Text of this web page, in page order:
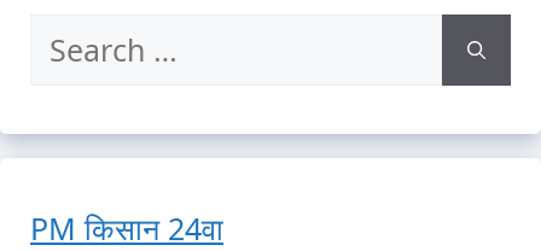
Search
PM किसान 24वा